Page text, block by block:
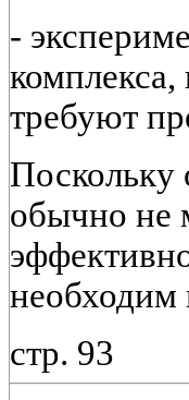
-
комплекса,
требуют
Поскольку
обычно не
необходим
стр. 93